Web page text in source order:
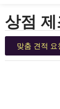
상점
맞춤 견적 요